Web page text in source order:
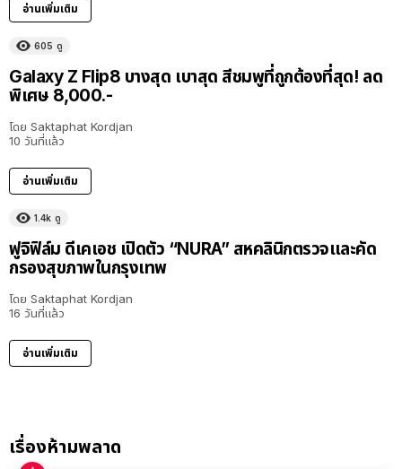
อ่านเพิ่มเติม
605 ดู
Galaxy Z Flip8 บางสุด เบาสุด สีชมพูที่ถูกต้องที่สุด! ลด
พิเศษ 8,000.-
โดย Saktaphat Kordjan
10 วันที่แล้ว
อ่านเพิ่มเติม
1.4k ดู
ฟูจิฟิล์ม ดีเคเอช เปิดตัว “NURA” สหคลินิกตรวจและคัด
กรองสุขภาพในกรุงเทพ
โดย Saktaphat Kordjan
16 วันที่แล้ว
อ่านเพิ่มเติม
เรื่องห้ามพลาด